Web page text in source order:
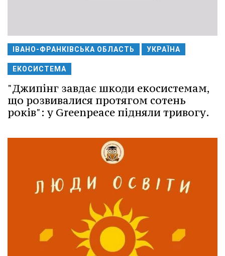
ІВАНО-ФРАНКІВСЬКА ОБЛАСТЬ УКРАЇНА
ЕКОСИСТЕМА
"Джипінг завдає шкоди екосистемам,
що розвивалися протягом сотень
років": у Greenpeace підняли тривогу.